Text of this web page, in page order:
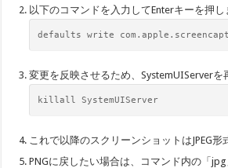
以下のコマンドを入力してEnterキーを押し
defaults​ write
変更を反映させるため、SystemUIServerを
kill​all SystemUIServer
これで以降のスクリーンショットはJPEG形
PNGに戻したい場合は、コマンド内の「